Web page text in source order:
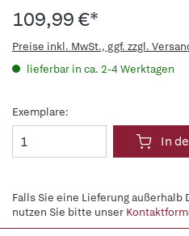
109,99 €*
Preise inkl. MwSt., ggf. zzgl.
lieferbar in ca. 2-4 Werktagen
Exemplare:
In
Falls Sie eine Lieferung außerhalb
nutzen Sie bitte unser